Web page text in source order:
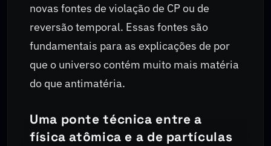
novas fontes de violação de CP ou de
reversão temporal. Essas fontes são
fundamentais para as explicações de por
que o universo contém muito mais matéria
do que antimatéria.
Uma ponte técnica entre a
física atômica e a de partículas